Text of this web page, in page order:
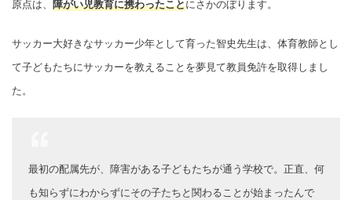
原点は、 障がい児教育に携わったことにさかのぼります。
サッカー大好きなサッカー少年として育った智史先生は、体育教師とし
て子どもたちにサッカーを教えることを夢見て教員免許を取得しまし
た。
最初の配属先が、障害がある子どもたちが通う学校で。正直、何
も知らずにわからずにその子たちと関わることが始まったんで